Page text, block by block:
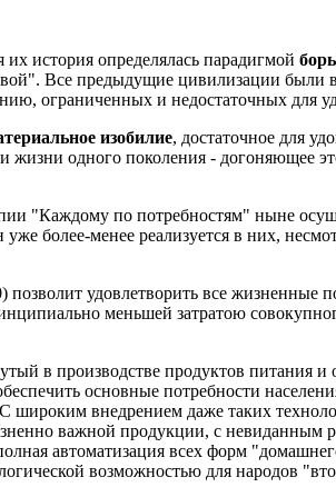
история определялась парадигмой
Все предыдущие цивилизации
ограниченных и недостаточных для
изобилие, достаточное для
одного поколения - догоняющее
"Каждому по потребностям" ныне
более-менее реализуется в них,
удовлетворить все жизненные
меньшей затратою
в производстве продуктов питания
основные потребности
широким внедрением даже таких
важной продукции, с невиданным
автоматизация всех форм
возможностью для народов